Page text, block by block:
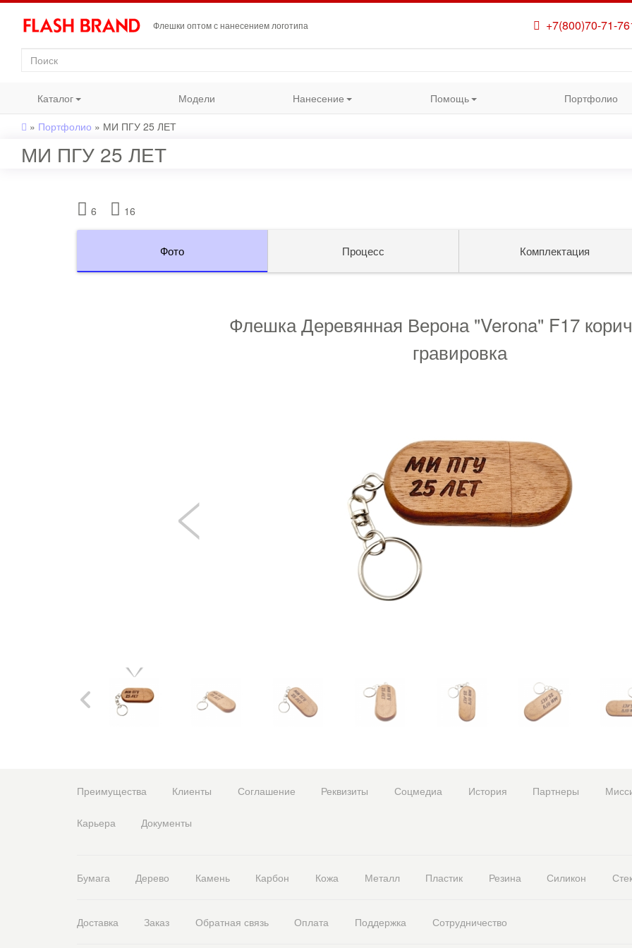
Флешки оптом с нанесением логотипа +7(800)70-71-
Каталог Модели Нанесение Помощь Портфолио
» Портфолио » МИ ПГУ 25 ЛЕТ
МИ ПГУ 25 ЛЕТ
6 16
Фото Процесс Комплектация
Флешка Деревянная Верона "Verona" F17
гравировка
Преимущества Клиенты Соглашение Реквизиты Соцмедиа История Партнеры
Карьера Документы
Бумага Дерево Камень Карбон Кожа Металл Пластик Резина Силикон
Доставка Заказ Обратная связь Оплата Поддержка Сотрудничество